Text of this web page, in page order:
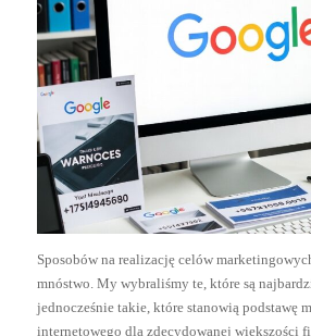
Sposobów na realizację celów
mnóstwo. My wybraliśmy te, które są
jednocześnie takie, które stanowią podstawę
internetowego dla zdecydowanej większości